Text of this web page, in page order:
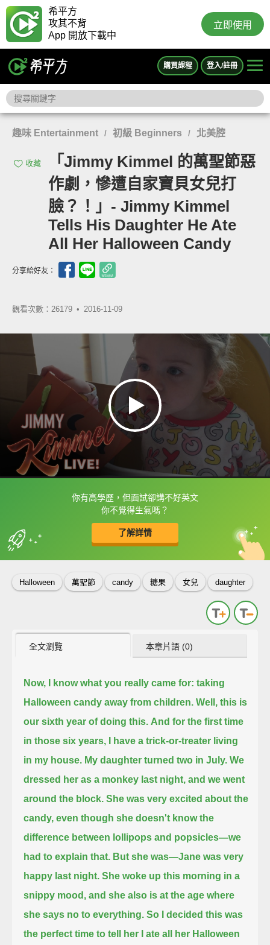
希平方
攻其不背
App 開放下載中
立即使用
購買課程 登入/註冊
趣味 Entertainment / 初級 Beginners / 北美腔
收藏
「Jimmy Kimmel 的萬聖節惡
作劇，慘遭自家寶貝女兒打
臉？！」- Jimmy Kimmel
Tells His Daughter He Ate
All Her Halloween Candy
分享給好友：
觀看次數：26179 • 2016-11-09
你有高學歷，但面試卻講不好英文
你不覺得生氣嗎？
了解詳情
框選或點兩下字幕可以直接查字典喔！
收錄佳句 中
英
Halloween 萬聖節 candy 糖果 女兒 daughter
全文瀏覽 本章片語 (0)
Now, I know what you really came for: taking
Halloween candy away from children. Well, this is
our sixth year of doing this. And for the first time
in those six years, I have a trick-or-treater living
in my house. My daughter turned two in July. We
dressed her as a monkey last night, and we went
around the block. She was very excited about the
candy, even though she doesn't know the
difference between lollipops and popsicles—we
had to explain that. But she was—Jane was very
happy last night. She woke up this morning in a
snippy mood, and she also is at the age where
she says no to everything. So I decided this was
the perfect time to tell her I ate all her Halloween